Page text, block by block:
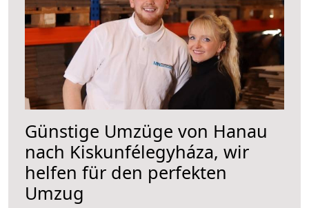
Günstige Umzüge von Hanau
nach Kiskunfélegyháza, wir
helfen für den perfekten
Umzug